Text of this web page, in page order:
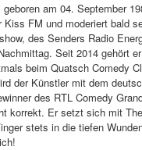
am 04. September
FM und moderiert bald
des Senders Radio
Seit 2014 gehört
beim Quatsch Comedy
der Künstler mit dem
des RTL Comedy
korrekt. Er setzt sich mit
stets in die tiefen